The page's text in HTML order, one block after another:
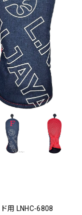
用 LNHC-6808